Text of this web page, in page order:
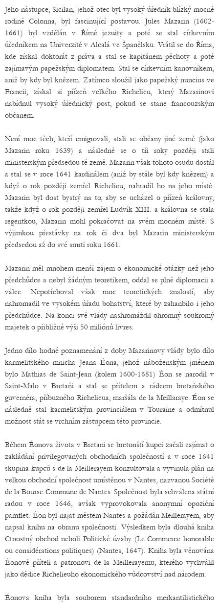
Jeho nástupce, Sicilan, jehož otec byl vysoký úředník blízký mocné
rodině Colonna, byl fascinující postavou. Jules Mazarin (1602-
1661) byl vzdělán v Římě jezuity a poté se stal církevním
úředníkem na Univerzitě v Alcalá ve Španělsku. Vrátil se do Říma,
kde získal doktorát z práva a stal se kapitánem pěchoty a poté
zajímavým papežským diplomatem. Stal se církevním kanovníkem,
aniž by kdy byl knězem. Zatímco sloužil jako papežský nuncius ve
Francii, získal si přízeň velkého Richelieu, který Mazarinovi
nabídnul vysoký úřednický post, pokud se stane francouzským
občanem.
Není moc těch, kteří emigrovali, stali se občany jiné země (jako
Mazarin roku 1639) a následně se o tři roky později stali
ministerským předsedou té země. Mazarin však tohoto osudu dostál
a stal se v roce 1641 kardinálem (aniž by stále byl kdy knězem) a
když o rok později zemřel Richelieu, nahradil ho na jeho místě.
Mazarin byl dost bystrý na to, aby se ucházel o přízeň královny,
takže když o rok později zemřel Ludvík XIII. a královna se stala
regentkou, Mazarin mohl pokračovat na svém mocném místě. S
výjimkou přestávky na rok či dva byl Mazarin ministerským
předsedou až do své smrti roku 1661.
Mazarin měl mnohem menší zájem o ekonomické otázky než jeho
předchůdce a nebyl žádným teoretikem, oddal se plně diplomacii a
válce. Nepotřeboval však moc teoretických znalostí, aby
nahromadil ve vysokém úřadu bohatství, které by zahanbilo i jeho
předchůdce. Na konci své vlády nashromáždil ohromný soukromý
majetek o přibližné výši 50 miliónů livres.
Jedno dílo hodné poznamenání z doby Mazarinovy vlády bylo dílo
karmelitského mnicha Jeana Éona, jehož náboženským jménem
bylo Mathias de Saint-Jean (kolem 1600-1681) Éon se narodil v
Saint-Malo v Bretaňi a stal se přítelem a rádcem bretaňského
guvernéra, příbuzného Richelieua, maršála de la Meillaraye. Éon se
následně stal karmelitským provinciálem v Touraine a odmítnul
možnost stát se vrchním zástupcem této provincie.
Během Éonova života v Bretani se bretonští kupci začali zajímat o
zakládání privilegovaných obchodních společností a v roce 1641
skupina kupců s de la Meillerayem konzultovala a vyvinula plán na
velkou obchodní společnost umístěnou v Nantes, nazvanou Société
de la Bourse Commune de Nantes. Společnost byla schválena státní
radou v roce 1646, avšak vyprovokovala anonymní opoziční
pamflet. Éon byl najat městem Nantes a požádán Meillerayem, aby
napsal knihu na obranu společnosti. Výsledkem byla dlouhá kniha
Ctnostný obchod neboli Politické úvahy (Le Commerce honorable
ou considérations politiques) (Nantes, 1647). Kniha byla věnována
Éonově příteli a patronovi de la Meillerayemu, kterého vychválil
jako dědice Richelieuho ekonomického vůdcovství nad národem.
Éonova kniha byla souborem standardního merkantilistického